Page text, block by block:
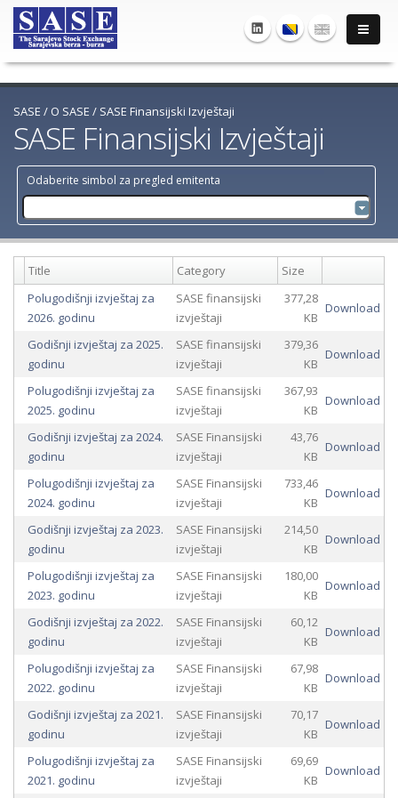
SASE / O SASE / SASE Finansijski Izvještaji
Odaberite simbol za pregled emitenta
SASE Finansijski Izvještaji
Title Category
Size
Polugodišnji izvještaj za
2026. godinu
SASE finansijski
izvještaji
377,28
KB
Download
Godišnji izvještaj za 2025.
godinu
SASE finansijski
izvještaji
379,36
KB
Download
Polugodišnji izvještaj za
2025. godinu
SASE finansijski
izvještaji
367,93
KB
Download
Godišnji izvještaj za 2024.
godinu
SASE Finansijski
izvještaji
43,76
KB
Download
Polugodišnji izvještaj za
2024. godinu
SASE Finansijski
izvještaji
733,46
KB
Download
Godišnji izvještaj za 2023.
godinu
SASE Finansijski
izvještaji
214,50
KB
Download
Polugodišnji izvještaj za
2023. godinu
SASE Finansijski
izvještaji
180,00
KB
Download
Godišnji izvještaj za 2022.
godinu
SASE Finansijski
izvještaji
60,12
KB
Download
Polugodišnji izvještaj za
2022. godinu
SASE Finansijski
izvještaji
67,98
KB
Download
Godišnji izvještaj za 2021.
godinu
SASE Finansijski
izvještaji
70,17
KB
Download
Polugodišnji izvještaj za
2021. godinu
SASE Finansijski
izvještaji
69,69
KB
Download